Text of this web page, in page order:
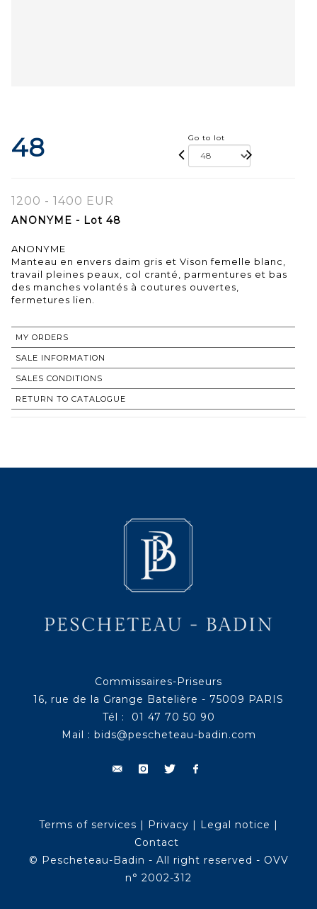
48 Go to lot
1200 - 1400 EUR
ANONYME - Lot 48
ANONYME
Manteau en envers daim gris et Vison femelle blanc,
travail pleines peaux, col cranté, parmentures et bas
des manches volantés à coutures ouvertes,
fermetures lien.
MY ORDERS
SALE INFORMATION
SALES CONDITIONS
RETURN TO CATALOGUE
Commissaires-Priseurs
16, rue de la Grange Batelière - 75009 PARIS
Tél : 01 47 70 50 90
Mail : bids@pescheteau-badin.com
Terms of services | Privacy | Legal notice |
Contact
© Pescheteau-Badin - All right reserved - OVV
n° 2002-312